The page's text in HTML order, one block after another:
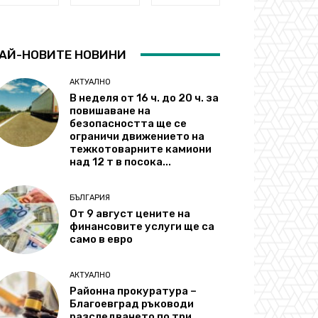
НОВИТЕ НОВИНИ
АКТУАЛНО
В неделя от 16 ч. до 20 ч. за
повишаване на
безопасността ще се
ограничи движението на
тежкотоварните камиони
над 12 т в посока...
БЪЛГАРИЯ
От 9 август цените на
финансовите услуги ще са
само в евро
АКТУАЛНО
Районна прокуратура –
Благоевград ръководи